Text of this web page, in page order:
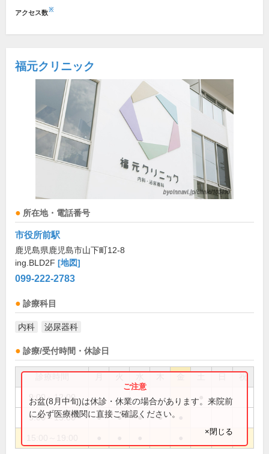
アクセス数※
福元クリニック
所在地・電話番号
市役所前駅
鹿児島県鹿児島市山下町12-8
ing.BLD2F [地図]
099-222-2783
診療科目
内科 泌尿器科
診療/受付時間・休診日
祝
9:00～12:00
9:00～13:00 ● ● ● ●
お盆(8月中旬)は休診・休業の場合があります。来院前
に必ず医療機関に直接ご確認ください。
×閉じる